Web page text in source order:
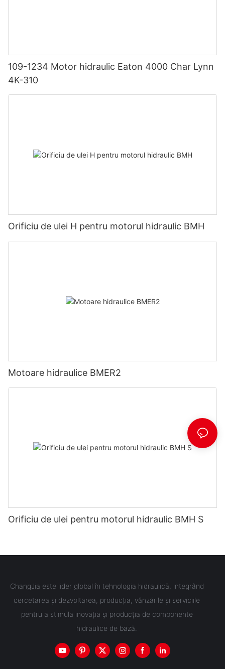
109-1234 Motor hidraulic Eaton 4000 Char Lynn
4K-310
Orificiu de ulei H pentru motorul hidraulic BMH
Motoare hidraulice BMER2
Orificiu de ulei pentru motorul hidraulic BMH S
ChangJia este lider global în tehnologia hidraulică, integrând
cercetarea și dezvoltarea, producția, vânzările și serviciile
pentru a stimula inovația și producția de componente
hidraulice de bază.